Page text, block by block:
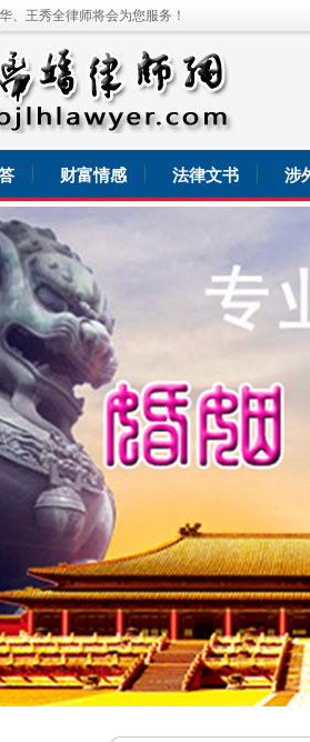
、王秀全律师将会为您服务！
财富情感 法律文书 涉